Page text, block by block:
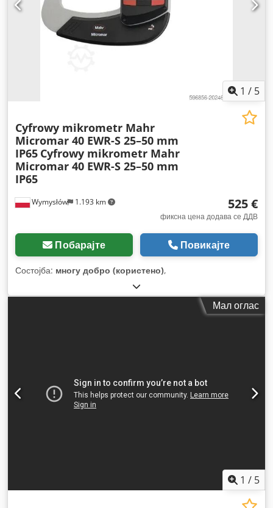
1 / 5
Wymysłów 1.193 km
Cyfrowy mikrometr Mahr
Micromar 40 EWR-S 25–50 mm
IP65 Cyfrowy mikrometr Mahr
Micromar 40 EWR-S 25–50 mm
IP65
525 €
фиксна цена додава се ДДВ
Побарајте Повикајте
Состојба: многу добро (користено),
Мал оглас
1 / 5